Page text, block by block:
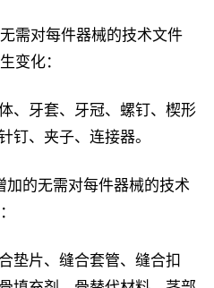
需对每件器械的技术文件
变化：
、牙套、牙冠、螺钉、楔形
钉、夹子、连接器。
加的无需对每件器械的技术
垫片、缝合套管、缝合扣